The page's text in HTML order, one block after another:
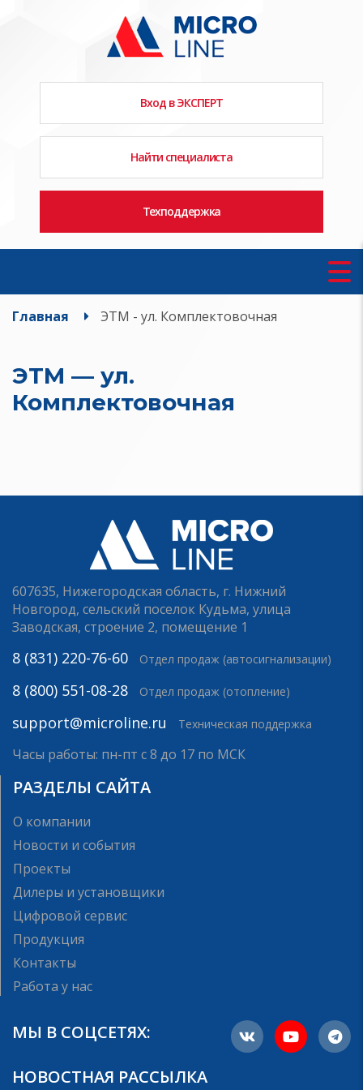
Вход в ЭКСПЕРТ
Найти специалиста
Техподдержка
Главная ЭТМ - ул. Комплектовочная
ЭТМ — ул.
Комплектовочная
607635, Нижегородская область, г. Нижний
Новгород, сельский поселок Кудьма, улица
Заводская, строение 2, помещение 1
8 (831) 220-76-60 Отдел продаж (автосигнализации)
8 (800) 551-08-28 Отдел продаж (отопление)
support@microline.ru Техническая поддержка
Часы работы: пн-пт с 8 до 17 по МСК
РАЗДЕЛЫ САЙТА
О компании
Новости и события
Проекты
Дилеры и установщики
Цифровой сервис
Продукция
Контакты
Работа у нас
МЫ В СОЦСЕТЯХ:
НОВОСТНАЯ РАССЫЛКА